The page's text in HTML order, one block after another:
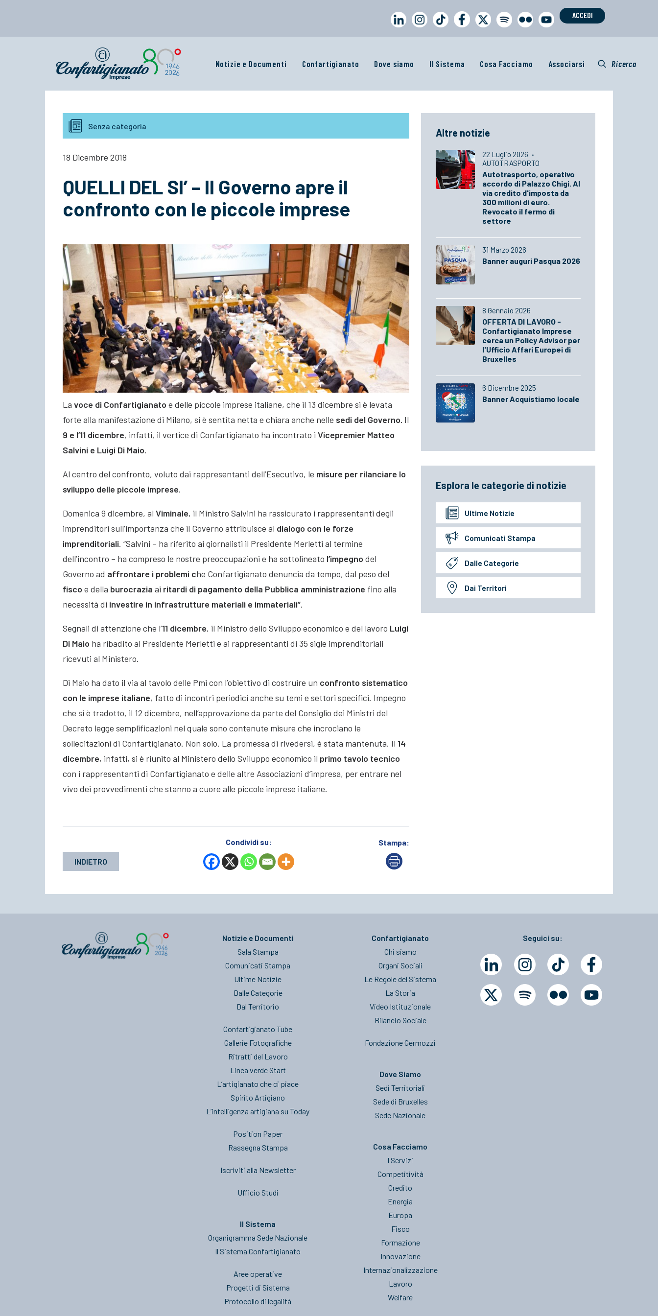
ACCEDI
Notizie e Documenti Confartigianato Dove siamo Il Sistema Cosa Facciamo Associarsi Ricerca
Senza categoria
18 Dicembre 2018
QUELLI DEL SI’ – Il Governo apre il
confronto con le piccole imprese
La voce di Confartigianato e delle piccole imprese italiane, che il 13 dicembre si è levata
forte alla manifestazione di Milano, si è sentita netta e chiara anche nelle sedi del Governo. Il
9 e l’11 dicembre, infatti, il vertice di Confartigianato ha incontrato i Vicepremier Matteo
Salvini e Luigi Di Maio.
Al centro del confronto, voluto dai rappresentanti dell’Esecutivo, le misure per rilanciare lo
sviluppo delle piccole imprese.
Domenica 9 dicembre, al Viminale, il Ministro Salvini ha rassicurato i rappresentanti degli
imprenditori sull’importanza che il Governo attribuisce al dialogo con le forze
imprenditoriali. “Salvini – ha riferito ai giornalisti il Presidente Merletti al termine
dell’incontro – ha compreso le nostre preoccupazioni e ha sottolineato l’impegno del
Governo ad affrontare i problemi che Confartigianato denuncia da tempo, dal peso del
fisco e della burocrazia ai ritardi di pagamento della Pubblica amministrazione fino alla
necessità di investire in infrastrutture materiali e immateriali”.
Segnali di attenzione che l’11 dicembre, il Ministro dello Sviluppo economico e del lavoro Luigi
Di Maio ha ribadito al Presidente Merletti e ai rappresentanti di 35 sigle imprenditoriali
ricevuti al Ministero.
Di Maio ha dato il via al tavolo delle Pmi con l’obiettivo di costruire un confronto sistematico
con le imprese italiane, fatto di incontri periodici anche su temi e settori specifici. Impegno
che si è tradotto, il 12 dicembre, nell’approvazione da parte del Consiglio dei Ministri del
Decreto legge semplificazioni nel quale sono contenute misure che incrociano le
sollecitazioni di Confartigianato. Non solo. La promessa di rivedersi, è stata mantenuta. Il 14
dicembre, infatti, si è riunito al Ministero dello Sviluppo economico il primo tavolo tecnico
con i rappresentanti di Confartigianato e delle altre Associazioni d’impresa, per entrare nel
vivo dei provvedimenti che stanno a cuore alle piccole imprese italiane.
INDIETRO
Condividi su: Stampa:
Altre notizie
22 Luglio 2026 ·
AUTOTRASPORTO
Autotrasporto, operativo
accordo di Palazzo Chigi. Al
via credito d'imposta da
300 milioni di euro.
Revocato il fermo di
settore
31 Marzo 2026
Banner auguri Pasqua 2026
8 Gennaio 2026
OFFERTA DI LAVORO -
Confartigianato Imprese
cerca un Policy Advisor per
l'Ufficio Affari Europei di
Bruxelles
6 Dicembre 2025
Banner Acquistiamo locale
Esplora le categorie di notizie
Ultime Notizie
Comunicati Stampa
Dalle Categorie
Dai Territori
Notizie e Documenti
Sala Stampa
Comunicati Stampa
Ultime Notizie
Dalle Categorie
Dal Territorio
Confartigianato Tube
Gallerie Fotografiche
Ritratti del Lavoro
Linea verde Start
L’artigianato che ci piace
Spirito Artigiano
L’intelligenza artigiana su Today
Position Paper
Rassegna Stampa
Iscriviti alla Newsletter
Ufficio Studi
Il Sistema
Organigramma Sede Nazionale
Il Sistema Confartigianato
Aree operative
Progetti di Sistema
Protocollo di legalità
Confartigianato
Chi siamo
Organi Sociali
Le Regole del Sistema
La Storia
Video Istituzionale
Bilancio Sociale
Fondazione Germozzi
Dove Siamo
Sedi Territoriali
Sede di Bruxelles
Sede Nazionale
Cosa Facciamo
I Servizi
Competitività
Credito
Energia
Europa
Fisco
Formazione
Innovazione
Internazionalizzazione
Lavoro
Welfare
Seguici su: